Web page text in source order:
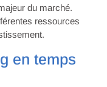
du marché.
ressources
en temps